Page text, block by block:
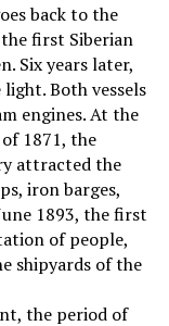
back to the
first Siberian
Six years later,
Both vessels
engines. At the
1871, the
attracted the
iron barges,
1893, the first
of people,
shipyards of the
the period of